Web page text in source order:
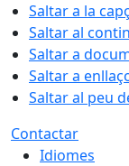
Saltar a la
Saltar al
Saltar a
Saltar a
Saltar al peu
Contactar
Idiomes